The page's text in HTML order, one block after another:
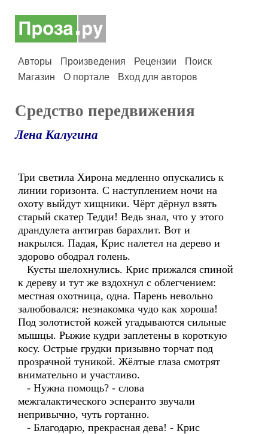
Авторы Произведения Рецензии
Поиск
Магазин
О портале Вход для авторов
Средство передвижения
Лена Калугина
Три светила Хирона медленно опускались к
линии горизонта. С наступлением ночи на
охоту выйдут хищники. Чёрт дёрнул взять
старый скатер Тедди! Ведь знал, что у этого
драндулета антиграв барахлит. Вот и
накрылся. Падая, Крис налетел на дерево и
здорово ободрал голень.
Кусты шелохнулись. Крис прижался спиной
к дереву и тут же вздохнул с облегчением:
местная охотница, одна. Парень невольно
залюбовался: незнакомка чудо как хороша!
Под золотистой кожей угадываются сильные
мышцы. Рыжие кудри заплетены в короткую
косу. Острые грудки призывно торчат под
прозрачной туникой. Жёлтые глаза смотрят
внимательно и участливо.
- Нужна помощь? - слова
межгалактического эсперанто звучали
непривычно, чуть гортанно.
- Благодарю, прекрасная дева! - Крис